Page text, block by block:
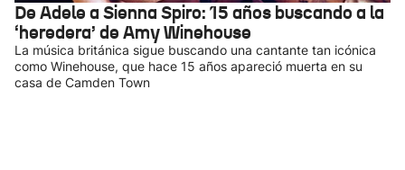
De Adele a Sienna Spiro: 15 años buscando a la
‘heredera’ de Amy Winehouse
La música británica sigue buscando una cantante tan icónica
como Winehouse, que hace 15 años apareció muerta en su
casa de Camden Town